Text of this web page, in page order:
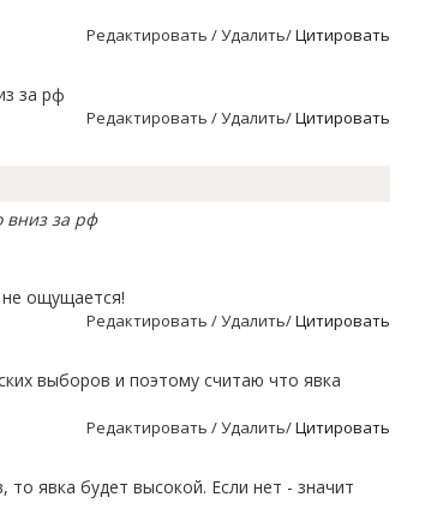
Редактировать / Удалить/Цитировать
за рф
Редактировать / Удалить/Цитировать
вниз за рф
не ощущается!
Редактировать / Удалить/Цитировать
выборов и поэтому считаю что явка
Редактировать / Удалить/Цитировать
явка будет высокой. Если нет - значит